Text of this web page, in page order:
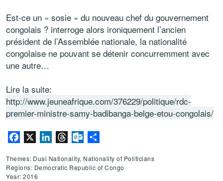
Est-ce un « sosie » du nouveau chef du gouvernement
congolais ? interroge alors ironiquement l’ancien
président de l’Assemblée nationale, la nationalité
congolaise ne pouvant se détenir concurremment avec
une autre…
Lire la suite:
http://www.jeuneafrique.com/376229/politique/rdc-
premier-ministre-samy-badibanga-belge-etou-congolais/
Facebook LinkedInThreadsOutlook.com
Themes: Dual Nationality, Nationality of Politicians
Regions: Democratic Republic of Congo
Year: 2016